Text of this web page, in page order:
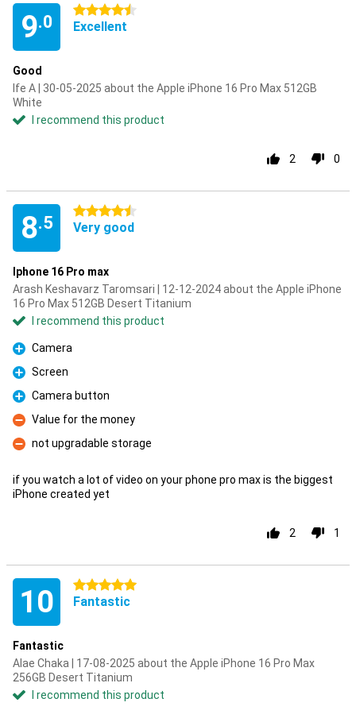
9.0
4.5 stars
Excellent
Good
Ife A | 30-05-2025 about the Apple iPhone 16 Pro Max 512GB
White
I recommend this product
2 0
8.5
4.5 stars
Very good
Iphone 16 Pro max
Arash Keshavarz Taromsari | 12-12-2024 about the Apple iPhone
16 Pro Max 512GB Desert Titanium
I recommend this product
Pro
Camera
Pro
Screen
Pro
Camera button
Con
Value for the money
Con
not upgradable storage
if you watch a lot of video on your phone pro max is the biggest
iPhone created yet
2 1
10 5 stars
Fantastic
Fantastic
Alae Chaka | 17-08-2025 about the Apple iPhone 16 Pro Max
256GB Desert Titanium
I recommend this product